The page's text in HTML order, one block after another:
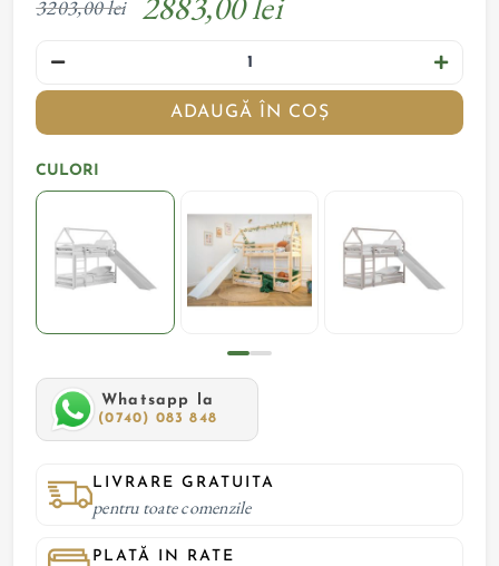
3203,00 lei
ADAUGĂ ÎN COȘ
CULORI
Whatsapp la
(0740) 083 848
LIVRARE GRATUITA
pentru toate comenzile
PLATĂ IN RATE